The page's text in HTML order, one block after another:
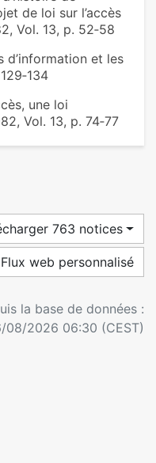
de loi sur l’accès
Vol. 13, p. 52‑58
d’information et les
une loi
Vol. 13, p. 74‑77
763 notices
Flux web personnalisé
la base de données :
08/2026 06:30 (CEST)